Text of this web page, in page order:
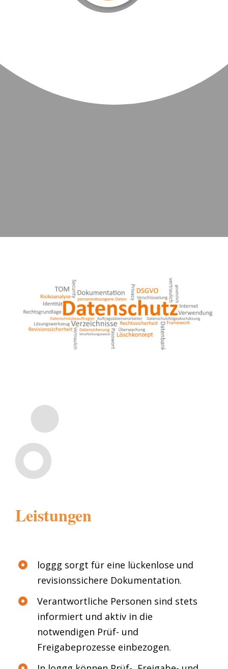
Leistungen
loggg sorgt für eine lückenlose und
revisionssichere Dokumentation.
Verantwortliche Personen sind stets
informiert und aktiv in die
notwendigen Prüf- und
Freigabeprozesse einbezogen.